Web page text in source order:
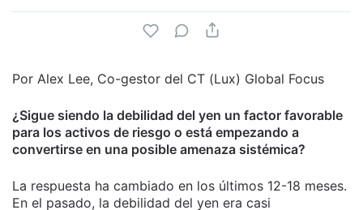
Por Alex Lee, Co-gestor del CT (Lux) Global Focus
¿Sigue siendo la debilidad del yen un factor favorable
para los activos de riesgo o está empezando a
convertirse en una posible amenaza sistémica?
La respuesta ha cambiado en los últimos 12-18 meses.
En el pasado, la debilidad del yen era casi